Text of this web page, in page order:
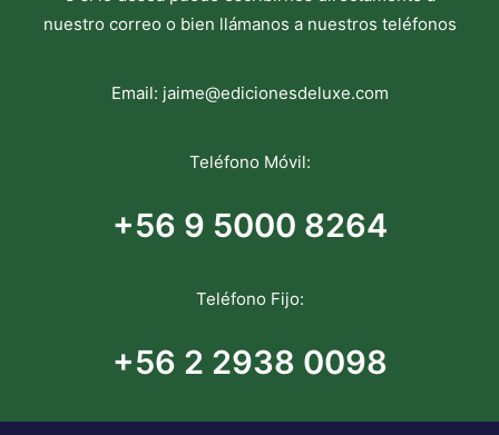
nuestro correo o bien llámanos a nuestros teléfonos
Email: jaime@edicionesdeluxe.com
Teléfono Móvil:
+56 9 5000 8264
Teléfono Fijo:
+56 2 2938 0098